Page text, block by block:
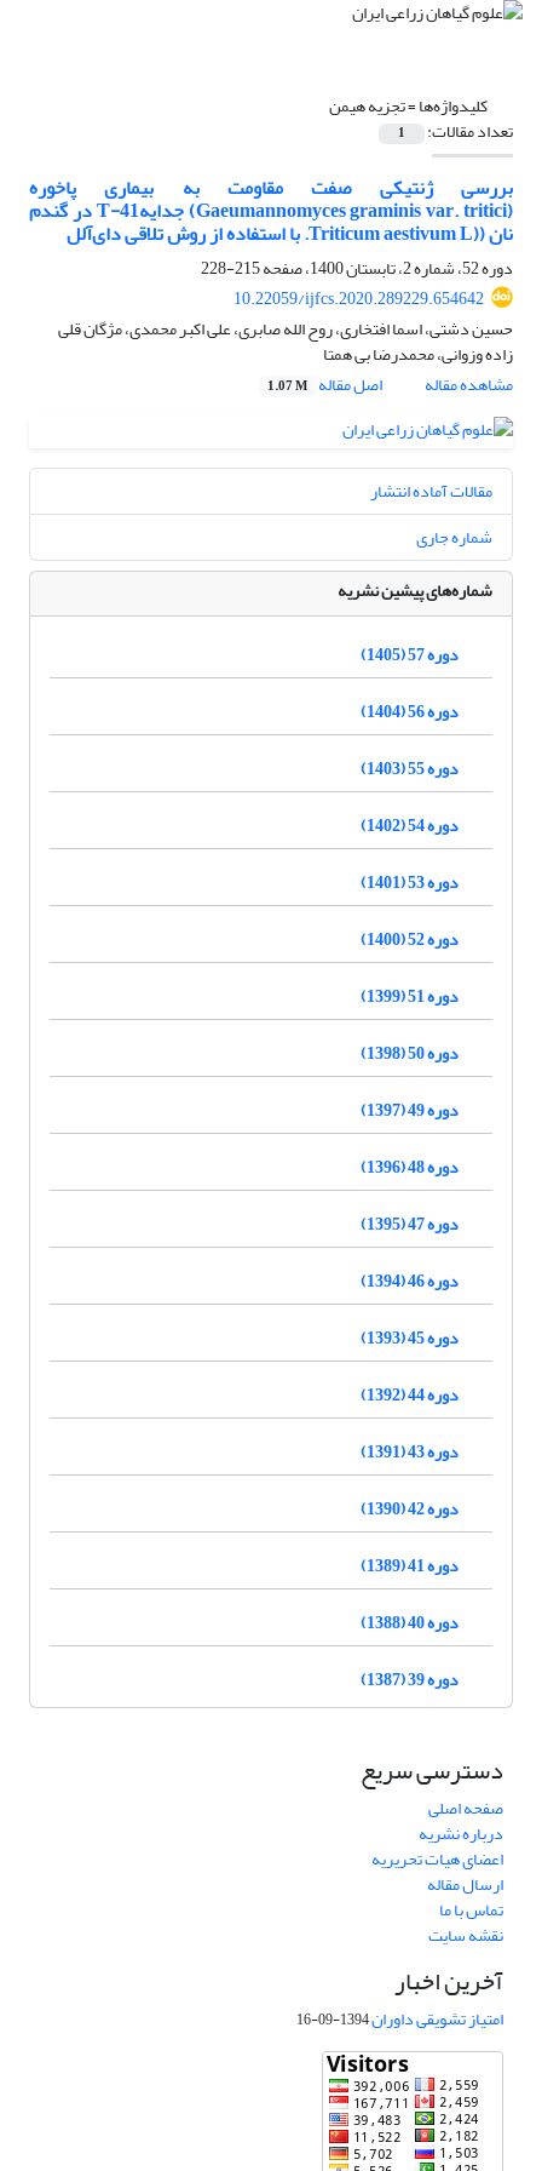
کلیدواژه‌ها =تجزیه هیمن
تعداد مقالات: 1
بررسی ژنتیکی صفت مقاومت به بیماری پاخوره
(Gaeumannomyces graminis var. tritici) جدایهT-41 در گندم
نان ((Triticum aestivum L. با استفاده از روش تلاقی دای‌آلل
دوره 52، شماره 2، تابستان 1400، صفحه
215-228
10.22059/ijfcs.2020.289229.654642
حسین دشتی، اسما افتخاری، روح الله صابری، علی اکبر محمدی، مژگان قلی
زاده وزوانی، محمدرضا بی همتا
مشاهده مقاله
اصل مقاله 1.07 M
مقالات آماده انتشار
شماره جاری
شماره‌های پیشین نشریه
دوره 57 (1405)
دوره 56 (1404)
دوره 55 (1403)
دوره 54 (1402)
دوره 53 (1401)
دوره 52 (1400)
دوره 51 (1399)
دوره 50 (1398)
دوره 49 (1397)
دوره 48 (1396)
دوره 47 (1395)
دوره 46 (1394)
دوره 45 (1393)
دوره 44 (1392)
دوره 43 (1391)
دوره 42 (1390)
دوره 41 (1389)
دوره 40 (1388)
دوره 39 (1387)
دسترسی سریع
صفحه اصلی
درباره نشریه
اعضای هیات تحریریه
ارسال مقاله
تماس با ما
نقشه سایت
آخرین اخبار
امتیاز تشویقی داوران1394-09-16